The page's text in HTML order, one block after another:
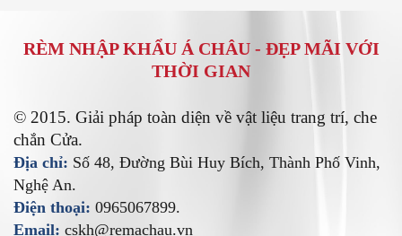
RÈM NHẬP KHẨU Á CHÂU - ĐẸP MÃI VỚI
THỜI GIAN
© 2015. Giải pháp toàn diện về vật liệu trang trí, che
chắn Cửa.
Địa chỉ: Số 48, Đường Bùi Huy Bích, Thành Phố Vinh,
Nghệ An.
Điện thoại: 0965067899.
Email: cskh@remachau.vn